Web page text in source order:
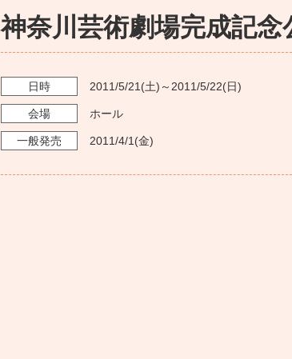
神奈川芸術劇場完成記念
日時 2011/5/21 (土)～ 2011/5/22(日)
会場 ホール
一般発売 2011/4/1 (金)